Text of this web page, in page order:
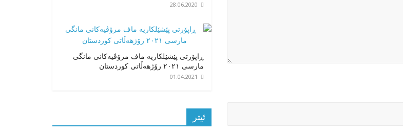
28.06.2020
ڕاپۆرتی پێشێلکاریە ماف مرۆڤیەکانی مانگی
مارسی ٢٠٢١ رۆژهەڵاتی کوردستان
01.04.2021
ئیتر